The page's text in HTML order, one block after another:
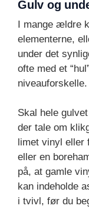
Gulv og
I mange ældre
elementerne,
under det
ofte med et
niveauforskelle.
Skal hele
der tale om
limet vinyl eller
eller en
på, at gamle
kan indeholde
i tvivl, før du